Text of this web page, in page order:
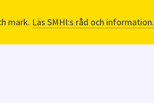
mark. Läs SMHI:s råd och information.